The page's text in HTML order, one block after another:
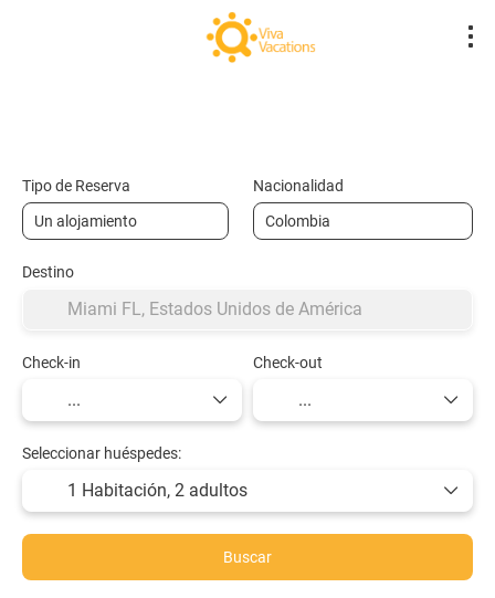
Tipo de Reserva Nacionalidad
Destino
Check-in Check-out
Seleccionar huéspedes:
1 Habitación, 2 adultos
Buscar